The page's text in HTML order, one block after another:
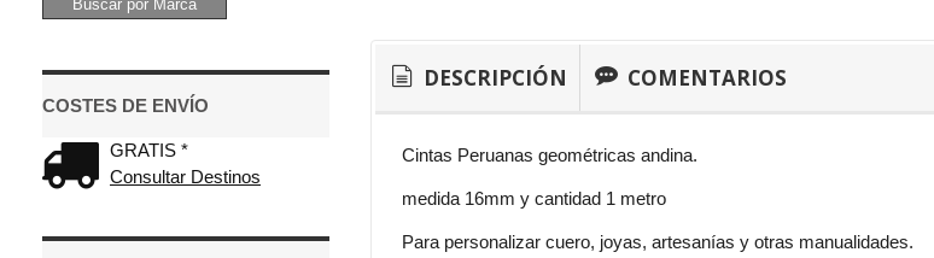
COSTES DE ENVÍO
GRATIS *
Consultar Destinos
DESCRIPCIÓN COMENTARIOS
Cintas Peruanas geométricas andina.
medida 16mm y cantidad 1 metro
Para personalizar cuero, joyas, artesanías y otras manualidades.